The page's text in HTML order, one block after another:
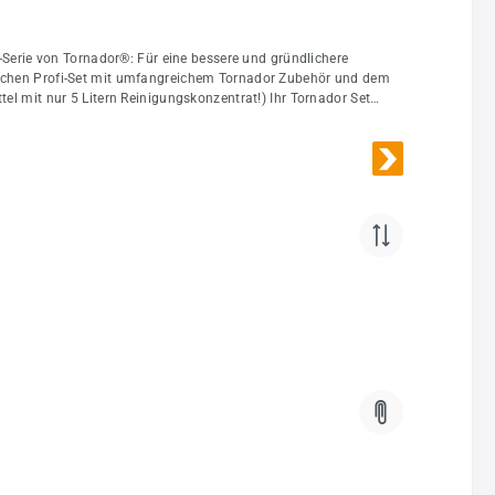
Profi-Set mit umfangreichem Tornador Zubehör und dem
Reinigungskonzentrat!) Ihr Tornador Set
und vibrationsarmen Griffschalen. Das Rotationsset
zu arbeiten. Der Verschleiß ist minimiert, da das
Zeit und Geld, sondern zeichnet sich auch durch verringerte
Stoffverkleidungen, Dachhimmeln, Schonbezügen und
und in den Behälter des Tornador Black füllen.